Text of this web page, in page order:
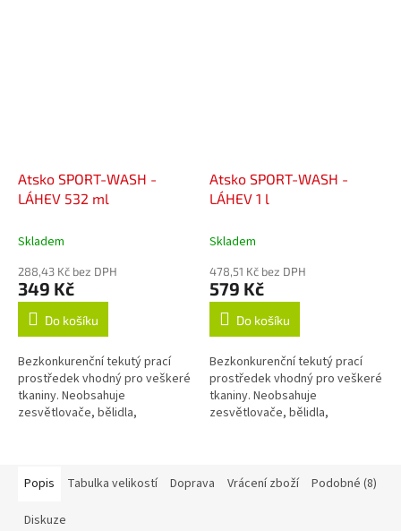
Atsko SPORT-WASH -
LÁHEV 532 ml
Skladem
288,43 Kč bez DPH
349 Kč
Do košíku
Bezkonkurenční tekutý prací
prostředek vhodný pro veškeré
tkaniny. Neobsahuje
zesvětlovače, bělidla,
Atsko SPORT-WASH -
LÁHEV 1 l
Skladem
478,51 Kč bez DPH
579 Kč
Do košíku
Bezkonkurenční tekutý prací
prostředek vhodný pro veškeré
tkaniny. Neobsahuje
zesvětlovače, bělidla,
Popis
Tabulka velikostí Doprava Vrácení zboží Podobné (8)
Diskuze